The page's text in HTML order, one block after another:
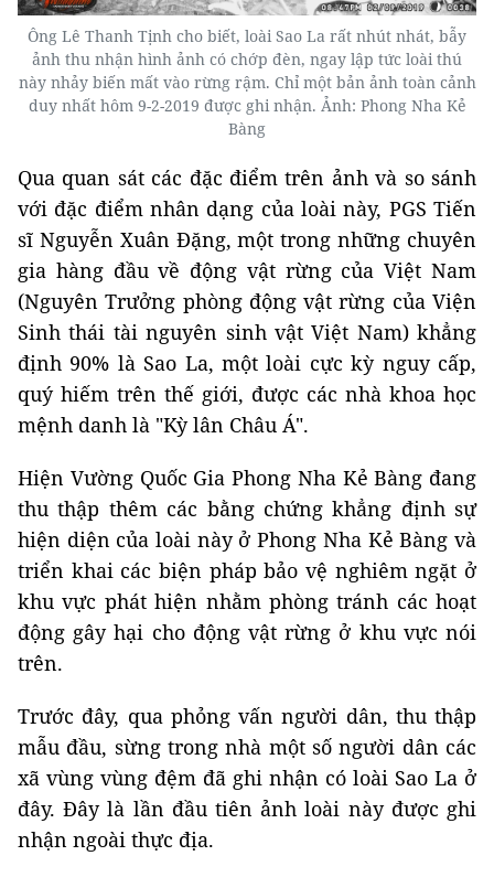
Ông Lê Thanh Tịnh cho biết, loài Sao La rất nhút nhát, bẫy
ảnh thu nhận hình ảnh có chớp đèn, ngay lập tức loài thú
này nhảy biến mất vào rừng rậm. Chỉ một bản ảnh toàn cảnh
duy nhất hôm 9-2-2019 được ghi nhận. Ảnh: Phong Nha Kẻ
Bàng
Qua quan sát các đặc điểm trên ảnh và so sánh
với đặc điểm nhân dạng của loài này, PGS Tiến
sĩ Nguyễn Xuân Đặng, một trong những chuyên
gia hàng đầu về động vật rừng của Việt Nam
(Nguyên Trưởng phòng động vật rừng của Viện
Sinh thái tài nguyên sinh vật Việt Nam) khẳng
định 90% là Sao La, một loài cực kỳ nguy cấp,
quý hiếm trên thế giới, được các nhà khoa học
mệnh danh là "Kỳ lân Châu Á".
Hiện Vường Quốc Gia Phong Nha Kẻ Bàng đang
thu thập thêm các bằng chứng khẳng định sự
hiện diện của loài này ở Phong Nha Kẻ Bàng và
triển khai các biện pháp bảo vệ nghiêm ngặt ở
khu vực phát hiện nhằm phòng tránh các hoạt
động gây hại cho động vật rừng ở khu vực nói
trên.
Trước đây, qua phỏng vấn người dân, thu thập
mẫu đầu, sừng trong nhà một số người dân các
xã vùng vùng đệm đã ghi nhận có loài Sao La ở
đây. Đây là lần đầu tiên ảnh loài này được ghi
nhận ngoài thực địa.